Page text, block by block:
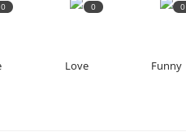
0 0
Love
0
Funny